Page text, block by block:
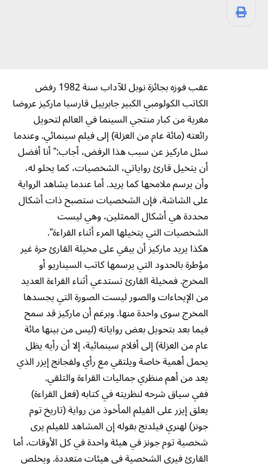
عقب فوزه بجائزة نوبل للآداب سنة 1982 رفض
الكاتب الكولومبي الكبير جابرييل قارسيا ماركيز عروضا
مغرية من كبار منتجي السينما في العالم لتحويل
رائعته (مائة عام من العزلة) إلى فيلم سينمائي. وعندما
سئل ماركيز عن سبب هذا الرفض، أجاب:” أنا أفضل
أن يتخيل قارئ رواياتي، الشخصيات، كما يحلو له،
وأن يرسم ملامحها كما يريد. أما عندما يشاهد الرواية
على الشاشة، فإن الشخصيات ستصبح ذات أشكال
محددة هي أشكال الممثلين، وهي ليست
الشخصيات التي يتخيلها المرء أثناء القراءة”.
هكذا يريد ماركيز أن يبقي على مخيلة القارئ حرة غير
مؤطرة بالحدود التي يرسمها كاتب السيناريو أو
المخرج. فمخيلة القارئ تستدعي أثناء القراءة العديد
من الإيحاءات والصور ليست الصورة التي يجسدها
المخرج سوى واحدة منها. وبرغم أن ماركيز قد سمح
فيما بعد بتحويل بعض رواياته (ليس من بينها مائة
عام من العزلة) إلى أفلام سينمائية، إلا أن رأيه يظل
يحمل أهمية خاصة ويلتقي مع رأي ولفجانج إيزر الذي
يعد من أهم منظري جماليات القراءة والتلقي.
ففي سياق شرحه لنظريته في كتابه (فعل القراءة)
يعلق إيزر على الفيلم المأخوذ من رواية (تاريخ توم
جونز) لهنري فيلدنج بقوله إن المشاهد للفيلم يرى
شخصية توم جونز في هيئة واحدة في كل الأوقات، أما
القارئ فيرى الشخصية في هيئات متعددة. ويخلص